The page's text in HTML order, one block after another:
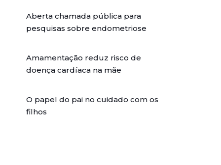
Aberta chamada pública para
pesquisas sobre endometriose
Amamentação reduz risco de
doença cardíaca na mãe
O papel do pai no cuidado com os
filhos